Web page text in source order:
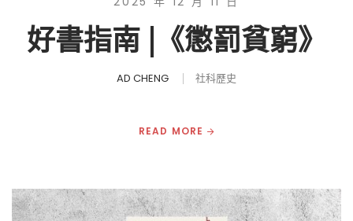
好書指南 |《懲罰貧窮》
AD CHENG 社科歷史
READ MORE